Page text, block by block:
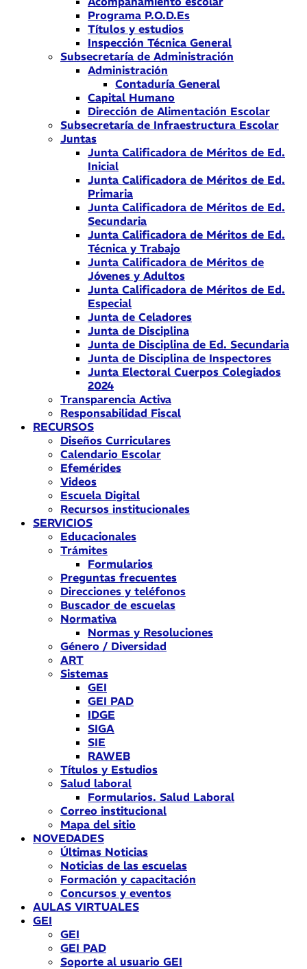
Programa P.O.D.Es
Títulos y estudios
Inspección Técnica General
Subsecretaría de Administración
Administración
Contaduría General
Capital Humano
Dirección de Alimentación Escolar
Subsecretaría de Infraestructura Escolar
Juntas
Junta Calificadora de Méritos de Ed.
Inicial
Junta Calificadora de Méritos de Ed.
Primaria
Junta Calificadora de Méritos de Ed.
Secundaria
Junta Calificadora de Méritos de Ed.
Técnica y Trabajo
Junta Calificadora de Méritos de
Jóvenes y Adultos
Junta Calificadora de Méritos de Ed.
Especial
Junta de Celadores
Junta de Disciplina
Junta de Disciplina de Ed. Secundaria
Junta de Disciplina de Inspectores
Junta Electoral Cuerpos Colegiados
2024
Transparencia Activa
Responsabilidad Fiscal
RECURSOS
Diseños Curriculares
Calendario Escolar
Efemérides
Videos
Escuela Digital
Recursos institucionales
SERVICIOS
Educacionales
Trámites
Formularios
Preguntas frecuentes
Direcciones y teléfonos
Buscador de escuelas
Normativa
Normas y Resoluciones
Género / Diversidad
ART
Sistemas
GEI
GEI PAD
IDGE
SIGA
SIE
RAWEB
Títulos y Estudios
Salud laboral
Formularios. Salud Laboral
Correo institucional
Mapa del sitio
NOVEDADES
Últimas Noticias
Noticias de las escuelas
Formación y capacitación
Concursos y eventos
AULAS VIRTUALES
GEI
GEI
GEI PAD
Soporte al usuario GEI